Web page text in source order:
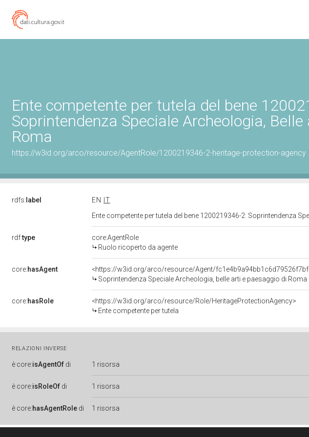
Ente competente per tutela del bene
Soprintendenza Speciale Archeologia,
Roma
https://w3id.org/arco/resource/AgentRole/1200219346-2-heritage-protection-agency
rdfs: label EN
IT
Ente competente per tutela del bene 1200219346-2: Soprintendenza
rdf:type
core:AgentRole
Ruolo ricoperto da agente
core:hasAgent
<https://w3id.org/arco/resource/Agent/
Soprintendenza Speciale Archeologia, belle arti e paesaggio di Roma
core:hasRole
<https://w3id.org/arco/resource/Role/HeritageProtectionAgency>
Ente competente per tutela
RELAZIONI INVERSE
è core:isAgentOf di 1 risorsa
è core:isRoleOf di 1 risorsa
è core:hasAgentRole di 1 risorsa